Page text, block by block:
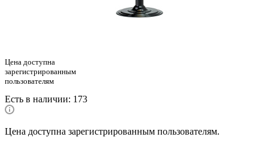
Цена доступна
зарегистрированным
пользователям
Есть в наличии: 173
Цена доступна зарегистрированным пользователям.